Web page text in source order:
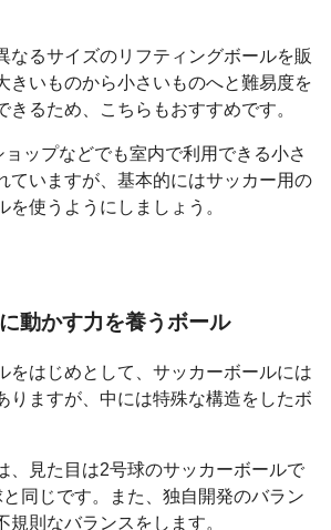
なるサイズのリフティングボールを販
きいものから小さいものへと難易度を
きるため、こちらもおすすめです。
ップなどでも室内で利用できる小さ
ていますが、基本的にはサッカー用の
を使うようにしましょう。
動かす力を養うボール
をはじめとして、サッカーボールには
りますが、中には特殊な構造をしたボ
、見た目は2号球のサッカーボールで
同じです。また、独自開発のバラン
規則なバランスをします。